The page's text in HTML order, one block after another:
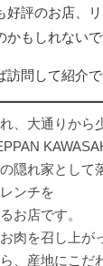
好評のお店、
かもしれない
問して紹介で
、大通りから
隠れ家として
ンチを
お店です。
肉を召し上が
、産地にこだ